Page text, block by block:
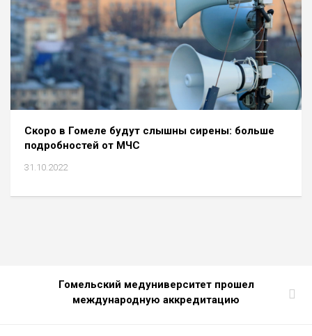
Скоро в Гомеле будут слышны сирены: больше
подробностей от МЧС
31.10.2022
Гомельский медуниверситет прошел
международную аккредитацию